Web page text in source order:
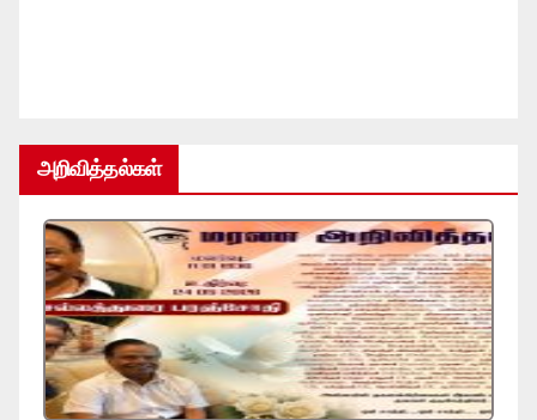
அறிவித்தல்கள்